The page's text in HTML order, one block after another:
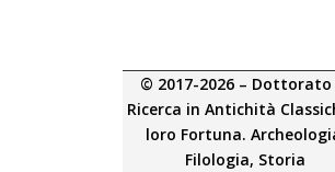
© 2017-2026 – Dottorato
Ricerca in Antichità
loro Fortuna.
Filologia, Storia